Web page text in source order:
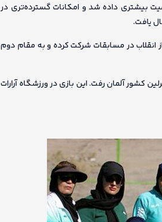
بیشتری داده شد و امکانات گسترده‌تری در
یافت.
بعد از انقلاب در مسابقات شرکت کرده و به مقام دوم
کشور آلمان رفت. این بازی در ورزشگاه آرارات